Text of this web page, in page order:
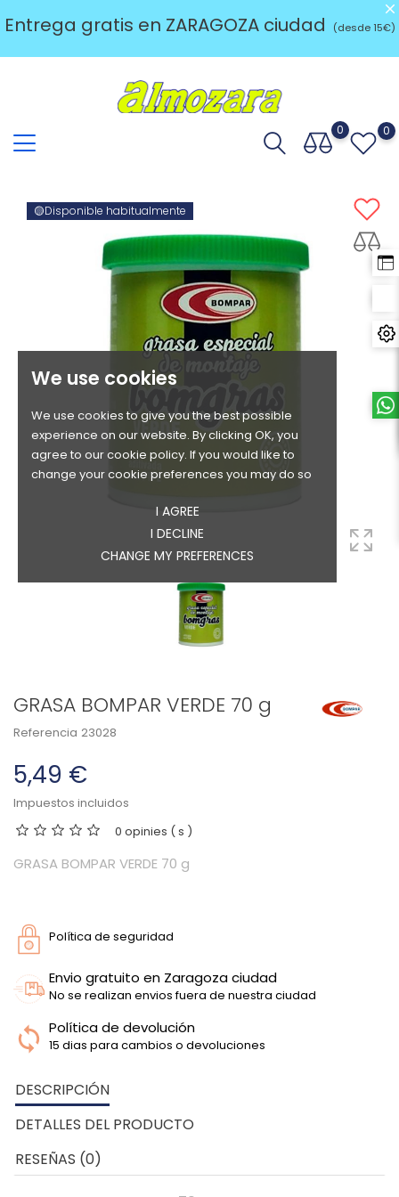
We use cookies
We use cookies to give you the best possible
experience on our website. By clicking OK, you
agree to our cookie policy. If you would like to
change your cookie preferences you may do so
I AGREE
I DECLINE
CHANGE MY PREFERENCES
Entrega gratis en ZARAGOZA ciudad (desde 15€)
0 0
🟡Disponible habitualmente
GRASA BOMPAR VERDE 70 g
Referencia 23028
5,49 €
Impuestos incluidos
0 opinies ( s )
GRASA BOMPAR VERDE 70 g
Política de seguridad
Envio gratuito en Zaragoza ciudad
No se realizan envios fuera de nuestra ciudad
Política de devolución
15 dias para cambios o devoluciones
DESCRIPCIÓN
DETALLES DEL PRODUCTO
RESEÑAS (0)